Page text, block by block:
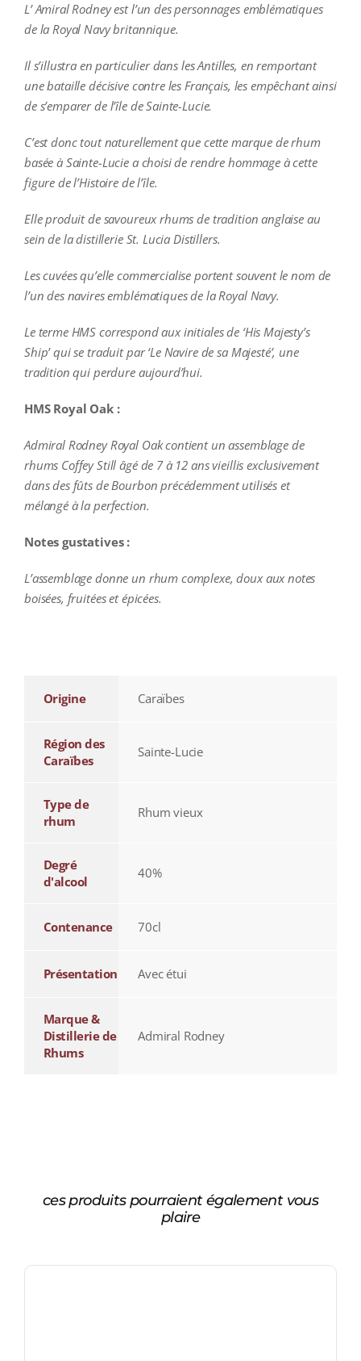
L’ Amiral Rodney est l’un des personnages emblématiques
de la Royal Navy britannique.
Il s’illustra en particulier dans les Antilles, en remportant
une bataille décisive contre les Français, les empêchant ainsi
de s’emparer de l’île de Sainte-Lucie.
C’est donc tout naturellement que cette marque de rhum
basée à Sainte-Lucie a choisi de rendre hommage à cette
figure de l’Histoire de l’île.
Elle produit de savoureux rhums de tradition anglaise au
sein de la distillerie St. Lucia Distillers.
Les cuvées qu’elle commercialise portent souvent le nom de
l’un des navires emblématiques de la Royal Navy.
Le terme HMS correspond aux initiales de ‘His Majesty’s
Ship’ qui se traduit par ‘Le Navire de sa Majesté’, une
tradition qui perdure aujourd’hui.
HMS Royal Oak :
Admiral Rodney Royal Oak contient un assemblage de
rhums Coffey Still âgé de 7 à 12 ans vieillis exclusivement
dans des fûts de Bourbon précédemment utilisés et
mélangé à la perfection.
Notes gustatives :
L’assemblage donne un rhum complexe, doux aux notes
boisées, fruitées et épicées.
Origine Caraïbes
Région des
Caraïbes
Sainte-Lucie
Type de
rhum
Rhum vieux
Degré
d'alcool
40%
Contenance 70cl
Présentation Avec étui
Marque &
Distillerie de
Rhums
Admiral Rodney
ces produits pourraient également vous
plaire